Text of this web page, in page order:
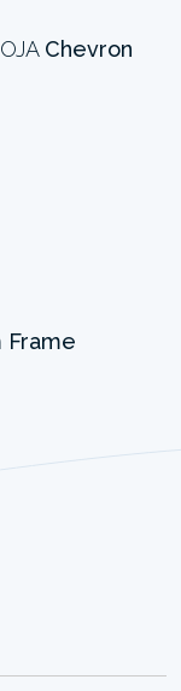
Chevron